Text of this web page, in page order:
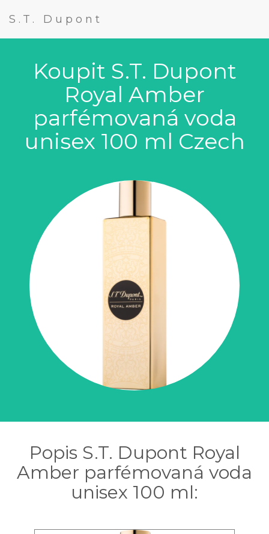
S.T. Dupont
Koupit S.T. Dupont
Royal Amber
parfémovaná voda
unisex 100 ml Czech
Popis S.T. Dupont Royal
Amber parfémovaná voda
unisex 100 ml: